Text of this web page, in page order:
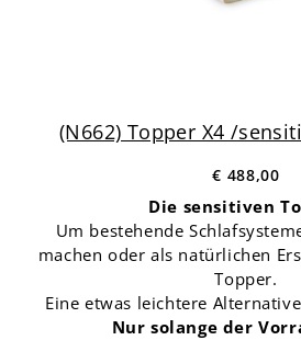
(N662) Topper X4 /
€ 488,00
Die sensitiven
Um bestehende
machen oder als natürlichen
Topper.
Eine etwas leichtere
Nur solange der